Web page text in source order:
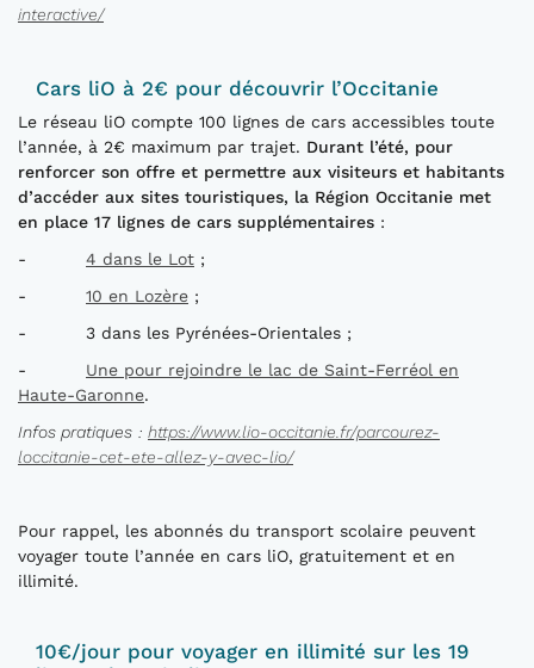
interactive/
Cars liO à 2€ pour découvrir l’Occitanie
Le réseau liO compte 100 lignes de cars accessibles toute
l’année, à 2€ maximum par trajet. Durant l’été, pour
renforcer son offre et permettre aux visiteurs et habitants
d’accéder aux sites touristiques, la Région Occitanie met
en place 17 lignes de cars supplémentaires :
- 4 dans le Lot ;
- 10 en Lozère ;
- 3 dans les Pyrénées-Orientales ;
- Une pour rejoindre le lac de Saint-Ferréol en
Haute-Garonne.
Infos pratiques : https://www.lio-occitanie.fr/parcourez-
loccitanie-cet-ete-allez-y-avec-lio/
Pour rappel, les abonnés du transport scolaire peuvent
voyager toute l’année en cars liO, gratuitement et en
illimité.
10€/jour pour voyager en illimité sur les 19